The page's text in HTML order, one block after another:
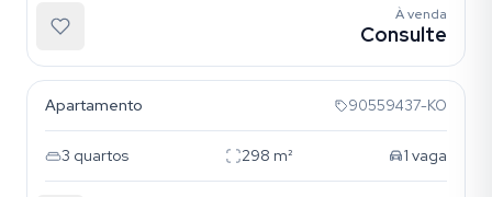
À venda
Consulte
Apartamento 90559437-KO
3 quartos 298 m² 1 vaga